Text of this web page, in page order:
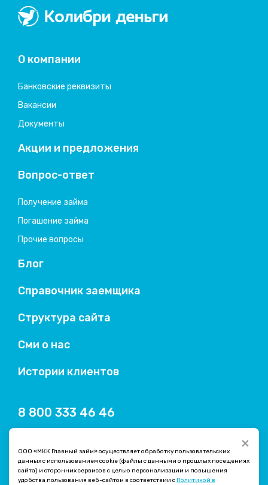
×
ООО «МКК Главный займ» осуществляет обработку пользовательских
данных с использованием cookie (файлы с данными о прошлых посещениях
сайта) и сторонних сервисов с целью персонализации и повышения
удобства пользования веб-сайтом в соответствии с Политикой в
О компании
Банковские реквизиты
Вакансии
Документы
Акции и предложения
Вопрос-ответ
Получение займа
Погашение займа
Прочие вопросы
Блог
Справочник заемщика
Структура сайта
Сми о нас
Истории клиентов
8 800 333 46 46